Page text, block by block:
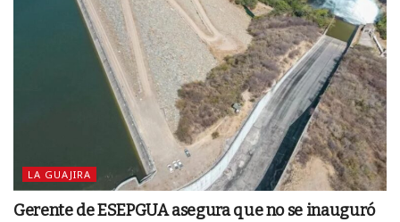
LA GUAJIRA
Gerente de ESEPGUA asegura que no se inauguró